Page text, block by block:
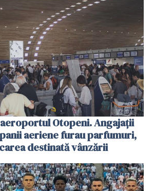
Otopeni. Angajații
aeriene furau parfumuri,
destinată vânzării